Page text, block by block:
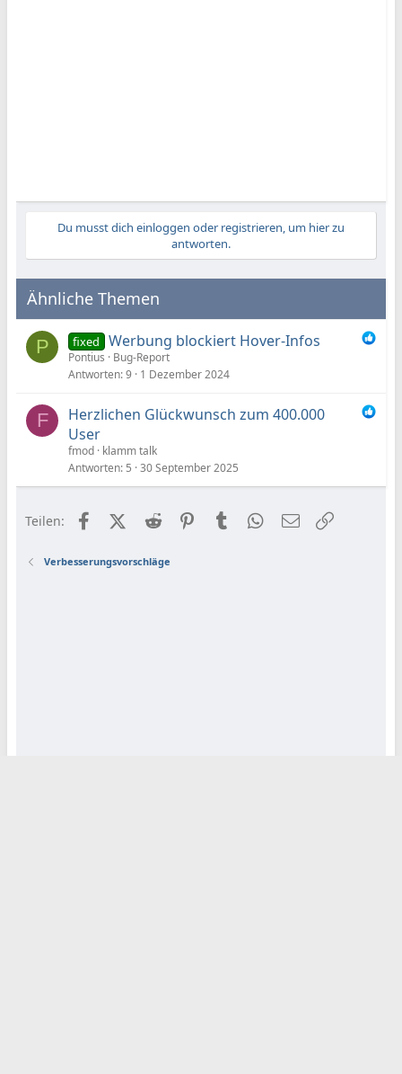
Du musst dich einloggen oder registrieren, um hier zu
antworten.
Ähnliche Themen
P fixed Werbung blockiert Hover-Infos
Pontius
Bug-Report
Antworten 9 1 Dezember 2024
F
Herzlichen Glückwunsch zum 400.000
User
fmod klamm talk
Antworten 5 30 September 2025
Teilen: FacebookX (Twitter)
Reddit PinterestTumblr WhatsApp
E-Mail
Verbesserungsvorschläge